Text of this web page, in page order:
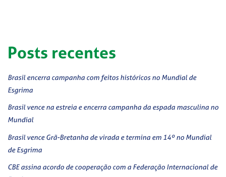
Posts recentes
Brasil encerra campanha com feitos históricos no Mundial de
Esgrima
Brasil vence na estreia e encerra campanha da espada masculina no
Mundial
Brasil vence Grã-Bretanha de virada e termina em 14º no Mundial
de Esgrima
CBE assina acordo de cooperação com a Federação Internacional de